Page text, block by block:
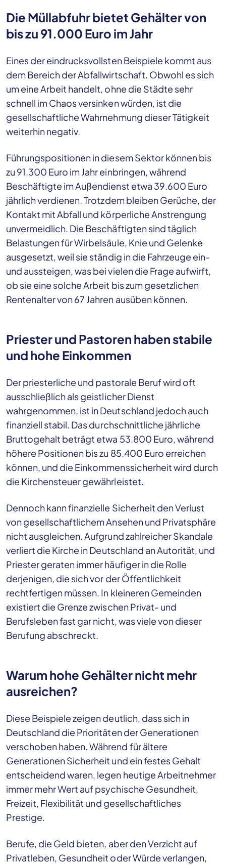
Die Müllabfuhr bietet Gehälter von
bis zu 91.000 Euro im Jahr
Eines der eindrucksvollsten Beispiele kommt aus
dem Bereich der Abfallwirtschaft. Obwohl es sich
um eine Arbeit handelt, ohne die Städte sehr
schnell im Chaos versinken würden, ist die
gesellschaftliche Wahrnehmung dieser Tätigkeit
weiterhin negativ.
Führungspositionen in diesem Sektor können bis
zu 91.300 Euro im Jahr einbringen, während
Beschäftigte im Außendienst etwa 39.600 Euro
jährlich verdienen. Trotzdem bleiben Gerüche, der
Kontakt mit Abfall und körperliche Anstrengung
unvermeidlich. Die Beschäftigten sind täglich
Belastungen für Wirbelsäule, Knie und Gelenke
ausgesetzt, weil sie ständig in die Fahrzeuge ein-
und aussteigen, was bei vielen die Frage aufwirft,
ob sie eine solche Arbeit bis zum gesetzlichen
Rentenalter von 67 Jahren ausüben können.
Priester und Pastoren haben stabile
und hohe Einkommen
Der priesterliche und pastorale Beruf wird oft
ausschließlich als geistlicher Dienst
wahrgenommen, ist in Deutschland jedoch auch
finanziell stabil. Das durchschnittliche jährliche
Bruttogehalt beträgt etwa 53.800 Euro, während
höhere Positionen bis zu 85.400 Euro erreichen
können, und die Einkommenssicherheit wird durch
die Kirchensteuer gewährleistet.
Dennoch kann finanzielle Sicherheit den Verlust
von gesellschaftlichem Ansehen und Privatsphäre
nicht ausgleichen. Aufgrund zahlreicher Skandale
verliert die Kirche in Deutschland an Autorität, und
Priester geraten immer häufiger in die Rolle
derjenigen, die sich vor der Öffentlichkeit
rechtfertigen müssen. In kleineren Gemeinden
existiert die Grenze zwischen Privat- und
Berufsleben fast gar nicht, was viele von dieser
Berufung abschreckt.
Warum hohe Gehälter nicht mehr
ausreichen?
Diese Beispiele zeigen deutlich, dass sich in
Deutschland die Prioritäten der Generationen
verschoben haben. Während für ältere
Generationen Sicherheit und ein festes Gehalt
entscheidend waren, legen heutige Arbeitnehmer
immer mehr Wert auf psychische Gesundheit,
Freizeit, Flexibilität und gesellschaftliches
Prestige.
Berufe, die Geld bieten, aber den Verzicht auf
Privatleben, Gesundheit oder Würde verlangen,